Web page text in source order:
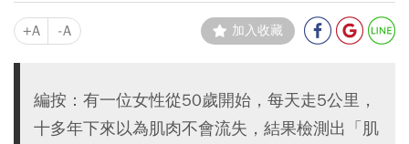
+A -A 加入收藏
編按：有一位女性從50歲開始，每天走5公里，
十多年下來以為肌肉不會流失，結果檢測出「肌